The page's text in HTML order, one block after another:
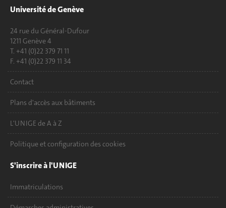
Université de Genève
24 rue du Général-Dufour
1211 Genève 4
T. +41 (0)22 379 71 11
F. +41 (0)22 379 11 34
Contact
Plans d'accès aux bâtiments
L'UNIGE de A à Z
Politique et configuration des cookies
S'inscrire à l'UNIGE
Immatriculations